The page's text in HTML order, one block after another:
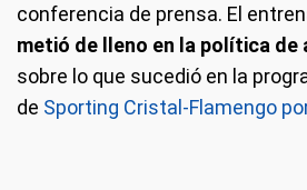
conferencia de prensa. El
metió de lleno en la política de
sobre lo que sucedió en la
de Sporting Cristal-Flamengo